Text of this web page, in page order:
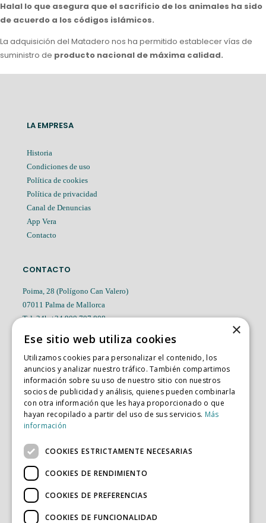
Halal lo que asegura que el sacrificio de los animales ha sido
de acuerdo a los códigos islámicos.
La adquisición del Matadero nos ha permitido establecer vías de
suministro de producto nacional de máxima calidad.
LA EMPRESA
Historia
Condiciones de uso
Política de cookies
Política de privacidad
Canal de Denuncias
App Vera
Contacto
CONTACTO
Poima, 28 (Polígono Can Valero)
07011 Palma de Mallorca
Tel. 24h +34 900 707 808
pedidosvera@cialvera.es
ÚLTIMAS NOTICIAS
Moussaka Griega
Rollitos de solomillo de ternera rellenos de foie y salsa de setas
SÍGUENOS
×
Ese sitio web utiliza cookies
Utilizamos cookies para personalizar el contenido, los
anuncios y analizar nuestro tráfico. También compartimos
información sobre su uso de nuestro sitio con nuestros
socios de publicidad y análisis, quienes pueden combinarla
con otra información que les haya proporcionado o que
hayan recopilado a partir del uso de sus servicios. Más
información
COOKIES ESTRICTAMENTE NECESARIAS
COOKIES DE RENDIMIENTO
COOKIES DE PREFERENCIAS
COOKIES DE FUNCIONALIDAD